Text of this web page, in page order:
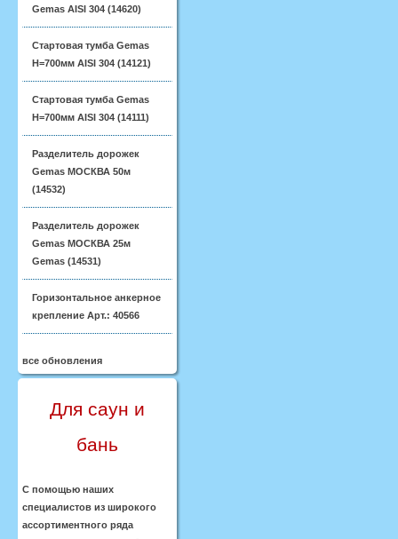
Gemas AISI 304 (14620)
Стартовая тумба Gemas
H=700мм AISI 304 (14121)
Стартовая тумба Gemas
H=700мм AISI 304 (14111)
Разделитель дорожек
Gemas МОСКВА 50м
(14532)
Разделитель дорожек
Gemas МОСКВА 25м
Gemas (14531)
Горизонтальное анкерное
крепление Арт.: 40566
все обновления
Для саун и
бань
С помощью наших
специалистов из широкого
ассортиментного ряда